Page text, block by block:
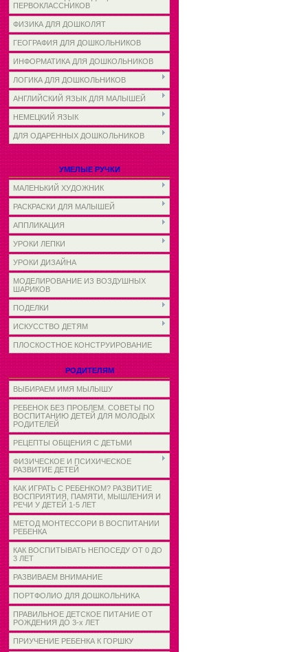
ПЕРВОКЛАССНИКОВ
ФИЗИКА ДЛЯ ДОШКОЛЯТ
ГЕОГРАФИЯ ДЛЯ ДОШКОЛЬНИКОВ
ИНФОРМАТИКА ДЛЯ ДОШКОЛЬНИКОВ
ЛОГИКА ДЛЯ ДОШКОЛЬНИКОВ
АНГЛИЙСКИЙ ЯЗЫК ДЛЯ МАЛЫШЕЙ
НЕМЕЦКИЙ ЯЗЫК
ДЛЯ ОДАРЕННЫХ ДОШКОЛЬНИКОВ
УМЕЛЫЕ РУЧКИ
МАЛЕНЬКИЙ ХУДОЖНИК
РАСКРАСКИ ДЛЯ МАЛЫШЕЙ
АППЛИКАЦИЯ
УРОКИ ЛЕПКИ
УРОКИ ДИЗАЙНА
МОДЕЛИРОВАНИЕ ИЗ ВОЗДУШНЫХ
ШАРИКОВ
ПОДЕЛКИ
ИСКУССТВО ДЕТЯМ
ПЛОСКОСТНОЕ КОНСТРУИРОВАНИЕ
РОДИТЕЛЯМ
ВЫБИРАЕМ ИМЯ МЫЛЫШУ
РЕБЕНОК БЕЗ ПРОБЛЕМ. СОВЕТЫ ПО
ВОСПИТАНИЮ ДЕТЕЙ ДЛЯ МОЛОДЫХ
РОДИТЕЛЕЙ
РЕЦЕПТЫ ОБЩЕНИЯ С ДЕТЬМИ
ФИЗИЧЕСКОЕ И ПСИХИЧЕСКОЕ
РАЗВИТИЕ ДЕТЕЙ
КАК ИГРАТЬ С РЕБЕНКОМ? РАЗВИТИЕ
ВОСПРИЯТИЯ, ПАМЯТИ, МЫШЛЕНИЯ И
РЕЧИ У ДЕТЕЙ 1-5 ЛЕТ
МЕТОД МОНТЕССОРИ В ВОСПИТАНИИ
РЕБЕНКА
КАК ВОСПИТЫВАТЬ НЕПОСЕДУ ОТ 0 ДО
3 ЛЕТ
РАЗВИВАЕМ ВНИМАНИЕ
ПОРТФОЛИО ДЛЯ ДОШКОЛЬНИКА
ПРАВИЛЬНОЕ ДЕТСКОЕ ПИТАНИЕ ОТ
РОЖДЕНИЯ ДО 3-х ЛЕТ
ПРИУЧЕНИЕ РЕБЕНКА К ГОРШКУ